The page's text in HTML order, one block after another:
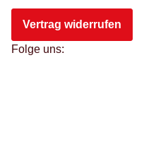
Vertrag widerrufen
Folge uns: